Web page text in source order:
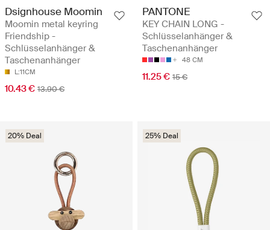
Dsignhouse Moomin
Moomin metal keyring
Friendship -
Schlüsselanhänger &
Taschenanhänger
L:11CM
10.43 € 13.90 €
PANTONE
KEY CHAIN LONG -
Schlüsselanhänger &
Taschenanhänger
48 CM
11.25 € 15 €
20% Deal 25% Deal